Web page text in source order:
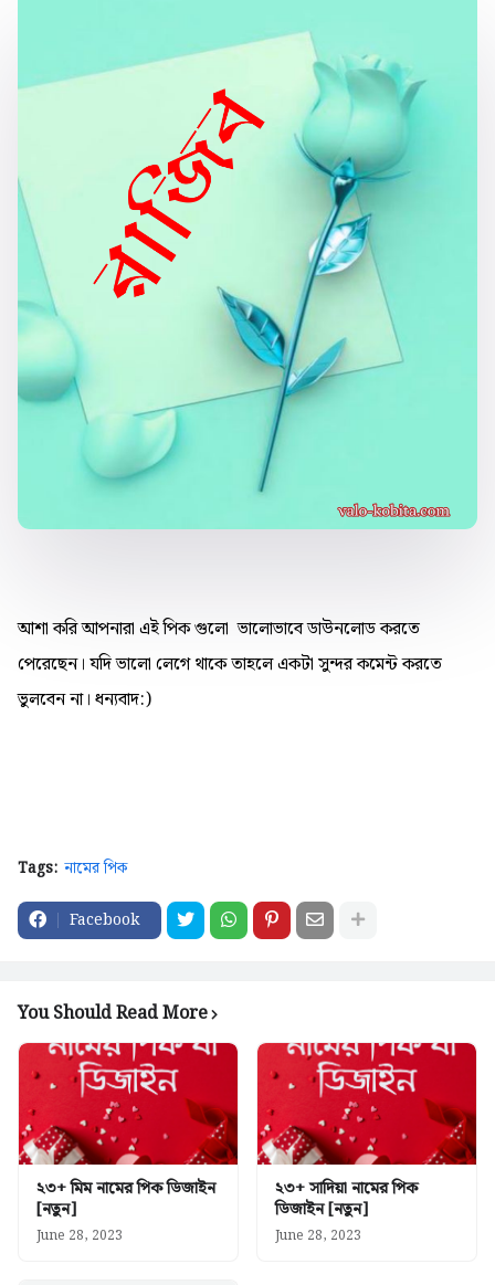
আশা করি আপনারা এই পিক গুলো ভালোভাবে ডাউনলোড করতে
পেরেছেন। যদি ভালো লেগে থাকে তাহলে একটা সুন্দর কমেন্ট করতে
ভুলবেন না। ধন্যবাদ:)
Tags: নামের পিক
Facebook
You Should Read More
২৩+ মিম নামের পিক ডিজাইন
[নতুন]
June 28, 2023
২৩+ সাদিয়া নামের পিক
ডিজাইন [নতুন]
June 28, 2023